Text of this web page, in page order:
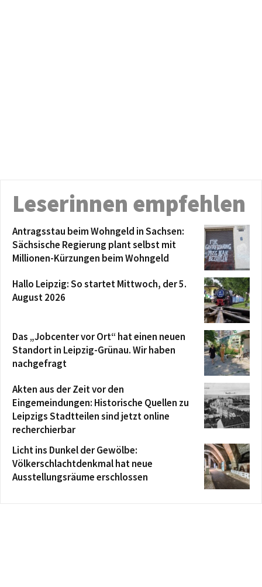
Leserinnen empfehlen
Antragsstau beim Wohngeld in Sachsen:
Sächsische Regierung plant selbst mit
Millionen-Kürzungen beim Wohngeld
Hallo Leipzig: So startet Mittwoch, der 5.
August 2026
Das „Jobcenter vor Ort“ hat einen neuen
Standort in Leipzig-Grünau. Wir haben
nachgefragt
Akten aus der Zeit vor den
Eingemeindungen: Historische Quellen zu
Leipzigs Stadtteilen sind jetzt online
recherchierbar
Licht ins Dunkel der Gewölbe:
Völkerschlachtdenkmal hat neue
Ausstellungsräume erschlossen